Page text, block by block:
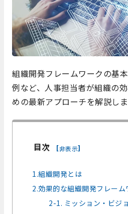
組織開発フレームワークの基
例など、人事担当者が組織の
めの最新アプローチを解説しま
目次 [非表示]
1.組織開発とは
2.効果的な組織開発フレーム
2-1. ミッション・ビジ